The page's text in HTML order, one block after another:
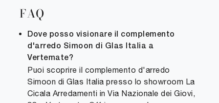
FAQ
Dove posso visionare il complemento
d'arredo Simoon di Glas Italia a
Vertemate?
Puoi scoprire il complemento d'arredo
Simoon di Glas Italia presso lo showroom La
Cicala Arredamenti in Via Nazionale dei Giovi,